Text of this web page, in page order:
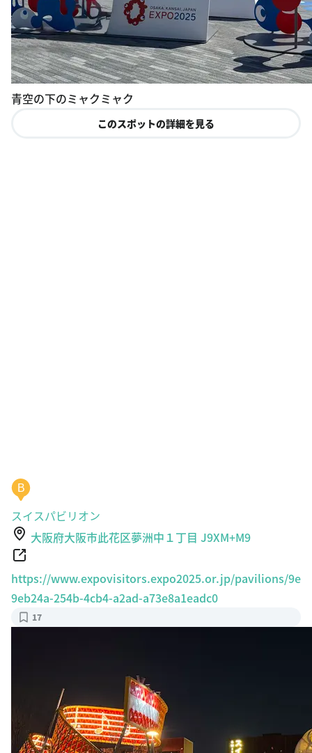
青空の下のミャクミャク
このスポットの詳細を見る
B
スイスパビリオン
大阪府大阪市此花区夢洲中１丁目 J9XM+M9
https://www.expovisitors.expo2025.or.jp/pavilions/9e
9eb24a-254b-4cb4-a2ad-a73e8a1eadc0
17